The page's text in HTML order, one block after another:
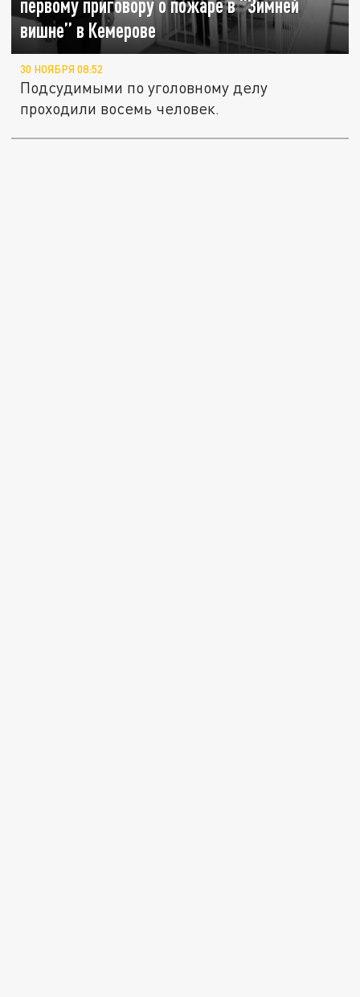
первому приговору о пожаре в “Зимней
вишне” в Кемерове
30 НОЯБРЯ 08:52
Подсудимыми по уголовному делу
проходили восемь человек.